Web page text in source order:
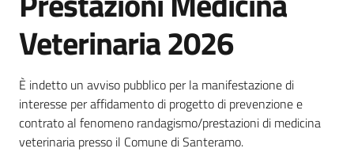
Veterinaria 2026
Dettagli della notizia
È indetto un avviso pubblico per la manifestazione di
interesse per affidamento di progetto di prevenzione e
contrato al fenomeno randagismo/prestazioni di medicina
veterinaria presso il Comune di Santeramo.